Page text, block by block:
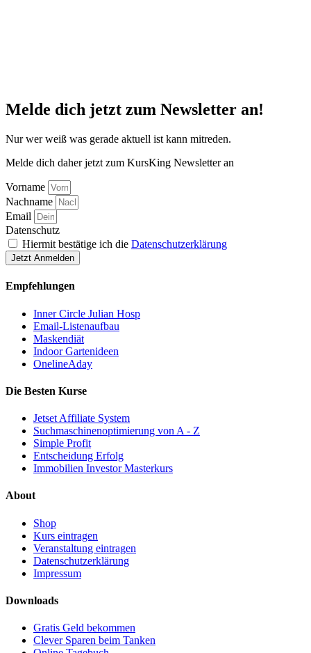
Melde dich jetzt zum Newsletter an!
Nur wer weiß was gerade aktuell ist kann mitreden.
Melde dich daher jetzt zum KursKing Newsletter an
Vorname
Nachname
Email
Datenschutz
Hiermit bestätige ich die Datenschutzerklärung
Jetzt Anmelden
Empfehlungen
Inner Circle Julian Hosp
Email-Listenaufbau
Maskendiät
Indoor Gartenideen
OnelineAday
Die Besten Kurse
Jetset Affiliate System
Suchmaschinenoptimierung von A - Z
Simple Profit
Entscheidung Erfolg
Immobilien Investor Masterkurs
About
Shop
Kurs eintragen
Veranstaltung eintragen
Datenschutzerklärung
Impressum
Downloads
Gratis Geld bekommen
Clever Sparen beim Tanken